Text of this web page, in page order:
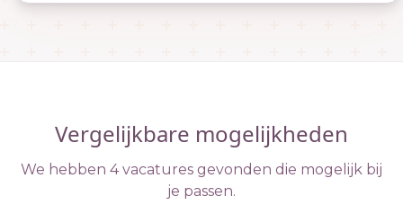
Vergelijkbare mogelijkheden
We hebben 4 vacatures gevonden die mogelijk bij
je passen.